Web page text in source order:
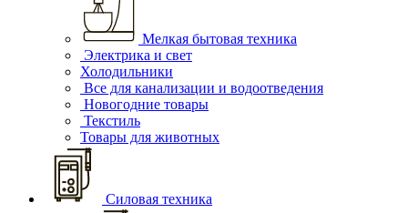
Мелкая бытовая техника
Электрика и свет
Холодильники
Все для канализации и водоотведения
Новогодние товары
Текстиль
Товары для животных
Силовая техника